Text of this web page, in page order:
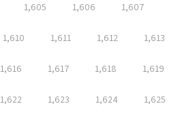
1,605 1,606 1,607
1,610 1,611 1,612 1,613
1,616 1,617 1,618 1,619
1,622 1,623 1,624 1,625